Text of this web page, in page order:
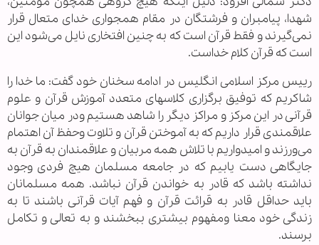
شهدا، پیامبران و فرشتگان در مقام همجواری خدای متعال قرار
نمی‌گیرند و فقط قرآن است که به چنین افتخاری نایل می‌شود این
است که قرآن کلام خداست.
رییس مرکز اسلامی انگلیس در ادامه سخنان خود گفت: ما خدا را
شاکریم که توفیق برگزاری کلاسهای متعدد آموزش قرآن و علوم
قرآنی در این مرکز و مراکز دیگر را شاهد هستیم ودر میان جوانان
علاقمندی قرار داریم که به آموختن قرآن و تلاوت وحفظ آن اهتمام
می‌ورزند و امیدواریم با تلاش همه مربیان و علاقمندان به قرآن به
جایگاهی دست یابیم که در جامعه مسلمان هیچ فردی وجود
نداشته باشد که قادر به خواندن قرآن نباشد. همه مسلمانان
باید حداقل قادر به قرائت قرآن و فهم آیات قرآنی باشند تا به
زندگی خود معنا ومفهوم بیشتری ببخشند و به تعالی و تکامل
برسند.